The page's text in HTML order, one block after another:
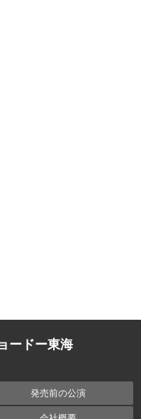
ードー東海
発売前の公演